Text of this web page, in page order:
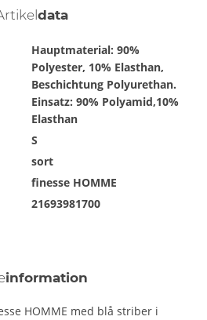
data
Hauptmaterial: 90%
Polyester, 10% Elasthan,
Beschichtung Polyurethan.
Einsatz: 90% Polyamid,10%
Elasthan
S
sort
finesse HOMME
21693981700
information
HOMME med blå striber i